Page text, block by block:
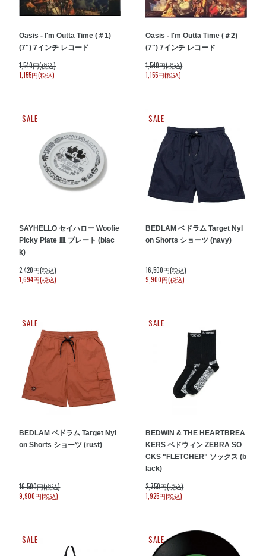
Oasis - I'm Outta Time (＃1)
(7") 7インチ レコード
1,540円(税込)
1,155円(税込)
Oasis - I'm Outta Time (＃2)
(7") 7インチ レコード
1,540円(税込)
1,155円(税込)
SALE
SAYHELLO セイハロー Woofie
Picky Plate 皿 プレート (blac
k)
2,420円(税込)
1,694円(税込)
SALE
BEDLAM ベドラム Target Nyl
on Shorts ショーツ (navy)
16,500円(税込)
9,900円(税込)
SALE
BEDLAM ベドラム Target Nyl
on Shorts ショーツ (rust)
16,500円(税込)
9,900円(税込)
SALE
BEDWIN & THE HEARTBREA
KERS ベドウィン ZEBRA SO
CKS "FLETCHER" ソックス (b
lack)
2,750円(税込)
1,925円(税込)
SALE SALE